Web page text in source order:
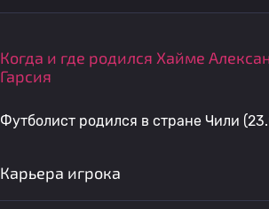
Когда и где родился Хайме
Гарсия
Футболист родился в стране Чили
Карьера игрока